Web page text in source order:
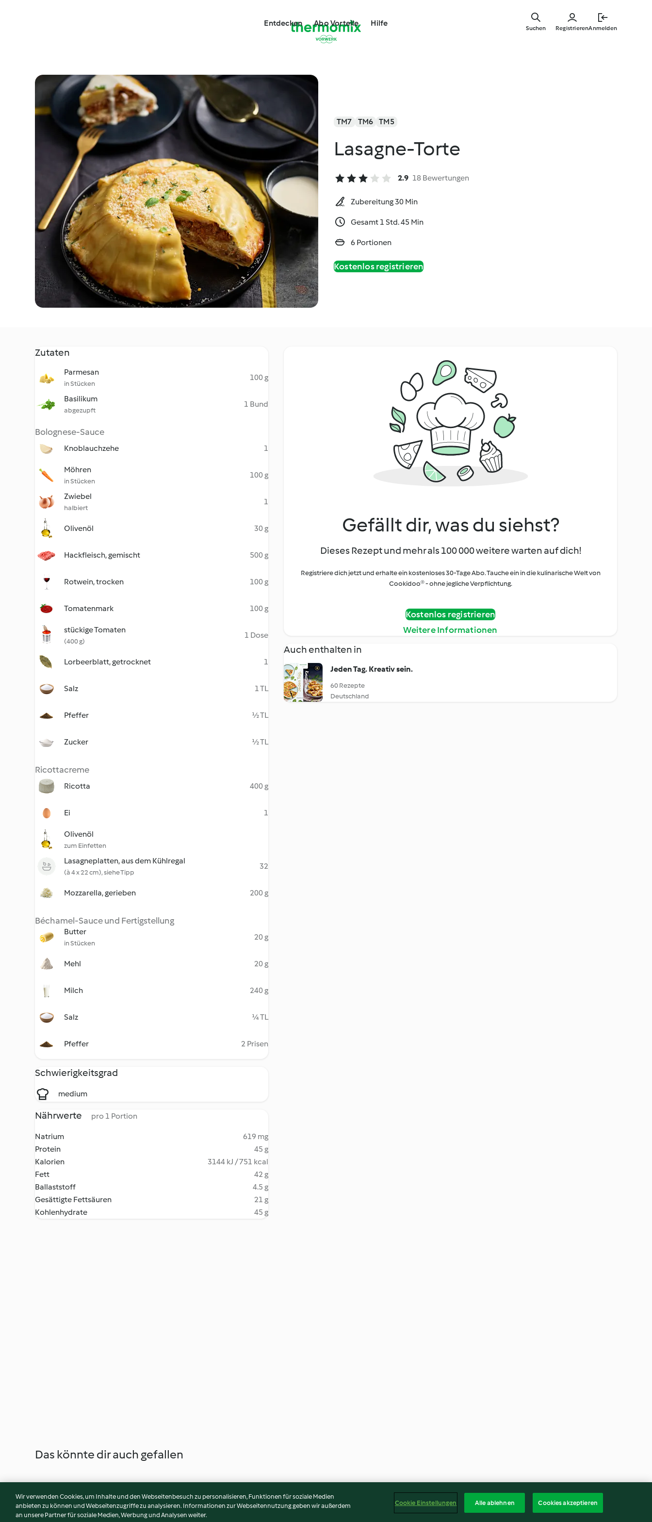
springen
Entdecken Abo Vorteile Hilfe
RegistrierenAnmelden
Suchen
TM7 TM6 TM5
Lasagne-Torte
2.9 18 Bewertungen
Zubereitung 30 Min
Gesamt 1 Std. 45 Min
6 Portionen
Kostenlos registrieren
Zutaten
Parmesan
in Stücken
100 g
Basilikum
abgezupft
1 Bund
Bolognese-Sauce
Knoblauchzehe 1
Möhren
in Stücken
100 g
Zwiebel
halbiert
1
Olivenöl 30 g
Hackfleisch, gemischt 500 g
Rotwein, trocken 100 g
Tomatenmark 100 g
stückige Tomaten
(400 g)
1 Dose
Lorbeerblatt, getrocknet 1
Salz 1 TL
Pfeffer ½ TL
Zucker ½ TL
Ricottacreme
Ricotta 400 g
Ei 1
Olivenöl
zum Einfetten
Lasagneplatten, aus dem Kühlregal
(à 4 x 22 cm), siehe Tipp
32
Mozzarella, gerieben 200 g
Béchamel-Sauce und Fertigstellung
Butter
in Stücken
20 g
Mehl 20 g
Milch 240 g
Salz ¼ TL
Pfeffer 2 Prisen
Schwierigkeitsgrad
medium
Nährwerte pro 1 Portion
Natrium
619 mg
Protein
45 g
Kalorien
3144 kJ / 751 kcal
Fett
42 g
Ballaststoff
4.5 g
Gesättigte Fettsäuren
21 g
Kohlenhydrate
45 g
Gefällt dir, was du siehst?
Dieses Rezept und mehr als 100 000 weitere warten auf dich!
Registriere dich jetzt und erhalte ein kostenloses 30-Tage Abo. Tauche ein in die kulinarische Welt von
Cookidoo® - ohne jegliche Verpflichtung.
Kostenlos registrieren
Weitere Informationen
Auch enthalten in
Jeden Tag. Kreativ sein.
60 Rezepte
Deutschland
Das könnte dir auch gefallen
Wir verwenden Cookies, um Inhalte und den Webseitenbesuch zu personalisieren, Funktionen für soziale Medien
anbieten zu können und Webseitenzugriffe zu analysieren. Informationen zur Webseitennutzung geben wir außerdem
an unsere Partner für soziale Medien, Werbung und Analysen weiter.
Cookie Einstellungen Alle ablehnen Cookies akzeptieren